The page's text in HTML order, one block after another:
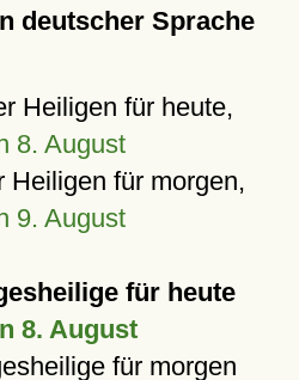
deutscher Sprache
Heiligen für heute,
8. August
Heiligen für morgen,
9. August
für heute
8. August
für morgen